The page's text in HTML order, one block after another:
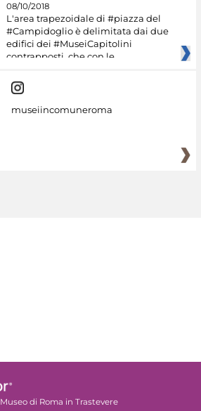
08/10/2018
L'area trapezoidale di #piazza del
#Campidoglio è delimitata dai due
edifici dei #MuseiCapitolini
contrapposti, che con le
museiincomuneroma
Museo di Roma in Trastevere